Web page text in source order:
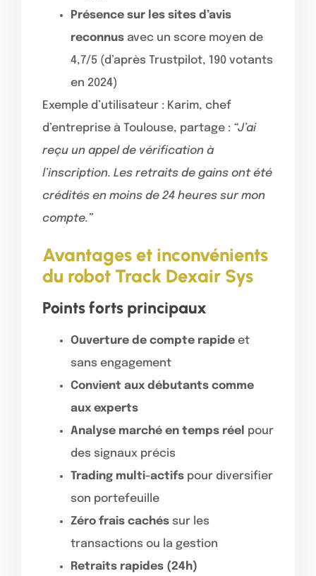
Présence sur les sites d’avis
reconnus avec un score moyen de
4,7/5 (d’après Trustpilot, 190 votants
en 2024)
Exemple d’utilisateur : Karim, chef
d’entreprise à Toulouse, partage : “J’ai
reçu un appel de vérification à
l’inscription. Les retraits de gains ont été
crédités en moins de 24 heures sur mon
compte.”
Avantages et inconvénients
du robot Track Dexair Sys
Points forts principaux
Ouverture de compte rapide et
sans engagement
Convient aux débutants comme
aux experts
Analyse marché en temps réel pour
des signaux précis
Trading multi-actifs pour diversifier
son portefeuille
Zéro frais cachés sur les
transactions ou la gestion
Retraits rapides (24h)